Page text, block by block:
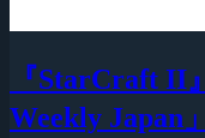
『StarCraft II
Weekly Japan